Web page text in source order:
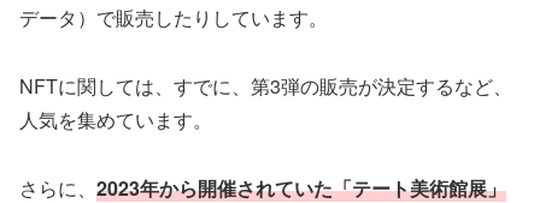
データ）で販売したりしています。
NFTに関しては、すでに、第3弾の販売が決定するなど、
人気を集めています。
さらに、 2023年から開催されていた「テート美術館展」